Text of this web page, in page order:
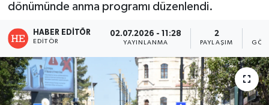
dönümünde anma programı düzenlendi.
HABER EDITÖR
EDITÖR
02.07.2026 - 11:28
YAYINLANMA
2
PAYLAŞIM